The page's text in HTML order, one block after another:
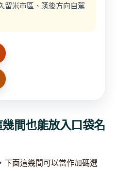
留米市區、筑後方向自駕
間也能放入口袋名
下面這幾間可以當作加碼選